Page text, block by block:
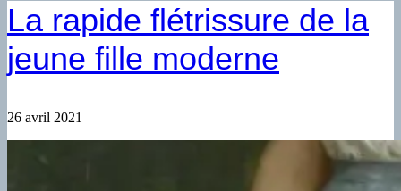
La rapide flétrissure de la
jeune fille moderne
26 avril 2021